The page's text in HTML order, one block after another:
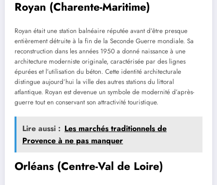
Royan (Charente-Maritime)
Royan était une station balnéaire réputée avant d’être presque
entièrement détruite à la fin de la Seconde Guerre mondiale. Sa
reconstruction dans les années 1950 a donné naissance à une
architecture moderniste originale, caractérisée par des lignes
épurées et l’utilisation du béton. Cette identité architecturale
distingue aujourd’hui la ville des autres stations du littoral
atlantique. Royan est devenue un symbole de modernité d’après-
guerre tout en conservant son attractivité touristique.
Lire aussi : Les marchés traditionnels de
Provence à ne pas manquer
Orléans (Centre-Val de Loire)